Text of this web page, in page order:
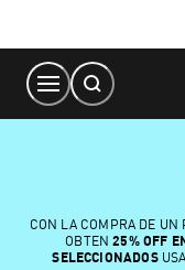
Content
CON LA COMPRA DE UN
OBTEN 25% OFF
SELECCIONADOS